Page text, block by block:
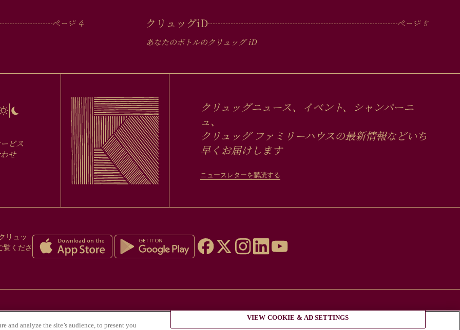
クリュッグiD
あなたのボトルのクリュッグiD
クリュッグニュース、イベント、シャンパーニ
ュ、
クリュッグ ファミリーハウスの最新情報などいち
早くお届けします
ニュースレターを購読する
ビス
せ
リュッ
覧くださ
乱用は健康にとって危険であり、適度な飲酒が必要である。
and analyze the site’s audience, to present you
VIEW COOKIE & AD SETTINGS